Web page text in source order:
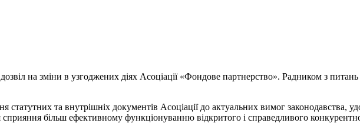
на зміни в узгоджених діях Асоціації «Фондове партнерство». Радником з
та внутрішніх документів Асоціації до актуальних вимог законодавства,
сприяння більш ефективному функціонуванню відкритого і справедливого